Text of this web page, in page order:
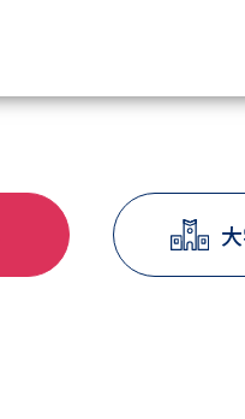
大学・短大の資料